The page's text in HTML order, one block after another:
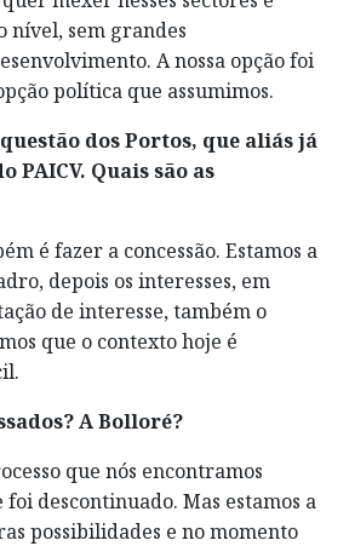
nível, sem grandes
A nossa opção foi
política que assumimos.
dos Portos, que aliás já
PAICV. Quais são as
é fazer a concessão. Estamos a
depois os interesses, em
de interesse, também o
que o contexto hoje é
A Bolloré?
que nós encontramos
descontinuado. Mas estamos a
possibilidades e no momento